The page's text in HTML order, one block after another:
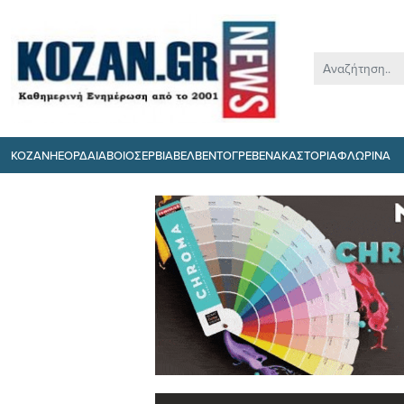
ΚΟΖΑΝΗΕΟΡΔΑΙΑΒΟΙΟΣΕΡΒΙΑΒΕΛΒΕΝΤΟΓΡΕΒΕΝΑΚΑΣΤΟΡΙΑΦΛΩΡΙΝΑ